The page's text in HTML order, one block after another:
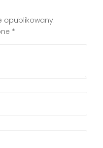
opublikowany.
*